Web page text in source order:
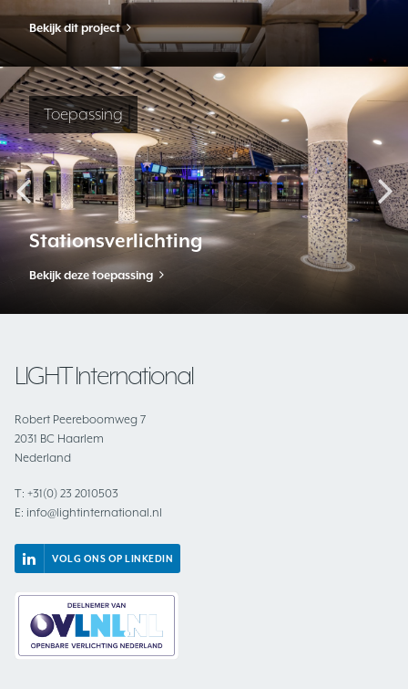
Bekijk dit project
Toepassing
Stationsverlichting
Bekijk deze toepassing
LIGHT International
Robert Peereboomweg 7
2031 BC Haarlem
Nederland
T: +31(0) 23 2010503
E: info@lightinternational.nl
VOLG ONS OP LINKEDIN